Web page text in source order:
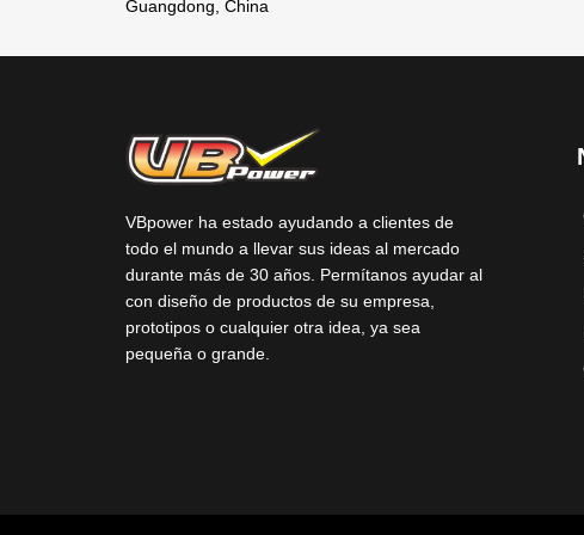
Guangdong, China
VBpower ha estado ayudando a clientes de
todo el mundo a llevar sus ideas al mercado
durante más de 30 años. Permítanos ayudar al
con diseño de productos de su empresa,
prototipos o cualquier otra idea, ya sea
pequeña o grande.